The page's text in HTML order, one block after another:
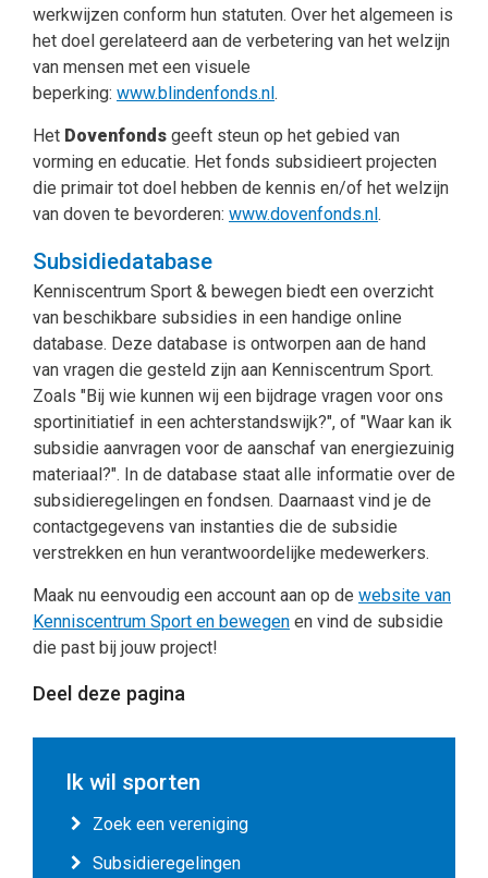
werkwijzen conform hun statuten. Over het algemeen is
het doel gerelateerd aan de verbetering van het welzijn
van mensen met een visuele
beperking: www.blindenfonds.nl.
Het Dovenfonds geeft steun op het gebied van
vorming en educatie. Het fonds subsidieert projecten
die primair tot doel hebben de kennis en/of het welzijn
van doven te bevorderen: www.dovenfonds.nl.
Subsidiedatabase
Kenniscentrum Sport & bewegen biedt een overzicht
van beschikbare subsidies in een handige online
database. Deze database is ontworpen aan de hand
van vragen die gesteld zijn aan Kenniscentrum Sport.
Zoals "Bij wie kunnen wij een bijdrage vragen voor ons
sportinitiatief in een achterstandswijk?", of "Waar kan ik
subsidie aanvragen voor de aanschaf van energiezuinig
materiaal?". In de database staat alle informatie over de
subsidieregelingen en fondsen. Daarnaast vind je de
contactgegevens van instanties die de subsidie
verstrekken en hun verantwoordelijke medewerkers.
Maak nu eenvoudig een account aan op de website van
Kenniscentrum Sport en bewegen en vind de subsidie
die past bij jouw project!
Deel deze pagina
Ik wil sporten
Zoek een vereniging
Subsidieregelingen